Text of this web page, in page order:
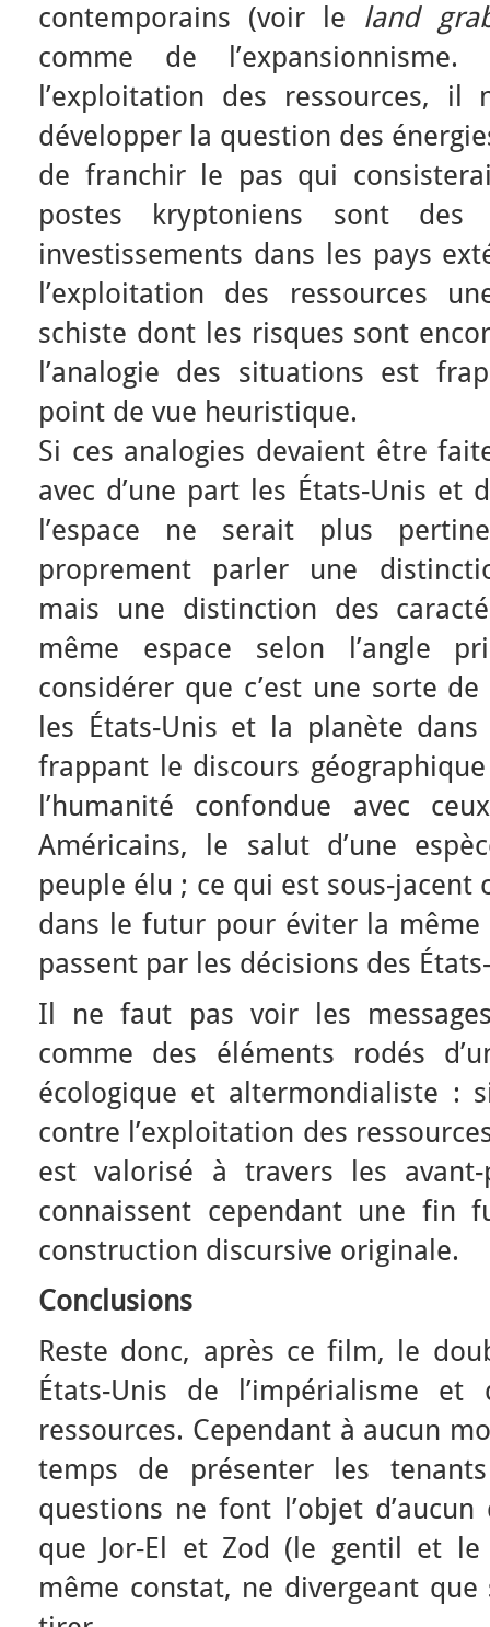
contemporains (voir le land
comme de
l’exploitation des ressources, il
développer la question des
de franchir le pas qui
postes kryptoniens sont des
investissements dans les pays
l’exploitation des ressources
schiste dont les risques sont
l’analogie des situations est
point de vue heuristique.
Si ces analogies devaient être
avec d’une part les États-Unis et
l’espace ne serait plus
proprement parler une
mais une distinction des
même espace selon l’angle
considérer que c’est une sorte
les États-Unis et la planète
frappant le discours
l’humanité confondue avec
Américains, le salut d’une
peuple élu ; ce qui est sous-jacent
dans le futur pour éviter la
passent par les décisions des
Il ne faut pas voir les
comme des éléments rodés
écologique et altermondialiste :
contre l’exploitation des
est valorisé à travers les
connaissent cependant une fin
construction discursive originale.
Conclusions
Reste donc, après ce film, le
États-Unis de l’impérialisme
ressources. Cependant à aucun
temps de présenter les
questions ne font l’objet
que Jor-El et Zod (le gentil et
même constat, ne divergeant